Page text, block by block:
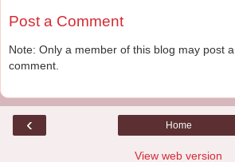
Post a Comment
Note: Only a member of this blog may post a
comment.
‹ Home
View web version